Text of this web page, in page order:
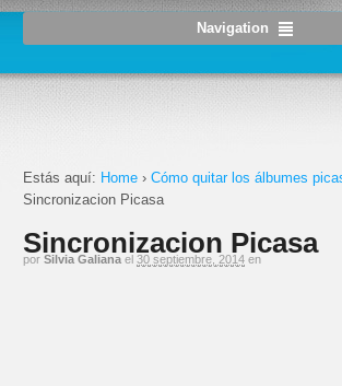
Navigation
Estás aquí: Home › Cómo quitar los álbumes
Sincronizacion Picasa
Sincronizacion Picasa
por Silvia Galiana el 30 septiembre, 2014 en